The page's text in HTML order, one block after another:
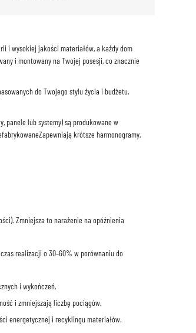
i wysokiej jakości materiałów, a każdy dom
i montowany na Twojej posesji, co znacznie
do Twojego stylu życia i budżetu.
panele lub systemy) są produkowane w
Zapewniają krótsze harmonogramy,
Zmniejsza to narażenie na opóźnienia
realizacji o 30–60% w porównaniu do
i wykończeń.
i zmniejszają liczbę pociągów.
energetycznej i recyklingu materiałów.